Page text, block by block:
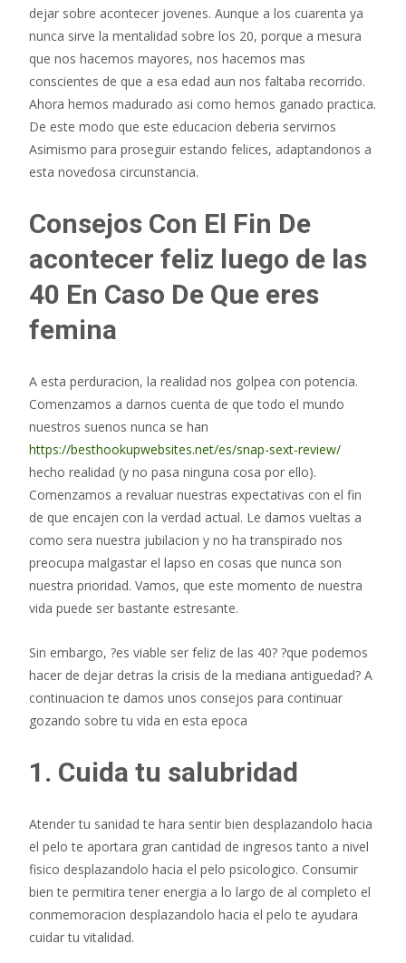
dejar sobre acontecer jovenes. Aunque a los cuarenta ya
nunca sirve la mentalidad sobre los 20, porque a mesura
que nos hacemos mayores, nos hacemos mas
conscientes de que a esa edad aun nos faltaba recorrido.
Ahora hemos madurado asi­ como hemos ganado practica.
De este modo que este educacion deberia servirnos
Asimismo para proseguir estando felices, adaptandonos a
esta novedosa circunstancia.
Consejos Con El Fin De
acontecer feliz luego de las
40 En Caso De Que eres
femina
A esta perduracion, la realidad nos golpea con potencia.
Comenzamos a darnos cuenta de que todo el mundo
nuestros suenos nunca se han
https://besthookupwebsites.net/es/snap-sext-review/
hecho realidad (y no pasa ninguna cosa por ello).
Comenzamos a revaluar nuestras expectativas con el fin
de que encajen con la verdad actual. Le damos vueltas a
como sera nuestra jubilacion y no ha transpirado nos
preocupa malgastar el lapso en cosas que nunca son
nuestra prioridad. Vamos, que este momento de nuestra
vida puede ser bastante estresante.
Sin embargo, ?es viable ser feliz de las 40? ?que podemos
hacer de dejar detras la crisis de la mediana antiguedad? A
continuacion te damos unos consejos para continuar
gozando sobre tu vida en esta epoca
1. Cuida tu salubridad
Atender tu sanidad te hara sentir bien desplazandolo hacia
el pelo te aportara gran cantidad de ingresos tanto a nivel
fisico desplazandolo hacia el pelo psicologico. Consumir
bien te permitira tener energia a lo largo de al completo el
conmemoracion desplazandolo hacia el pelo te ayudara
cuidar tu vitalidad.